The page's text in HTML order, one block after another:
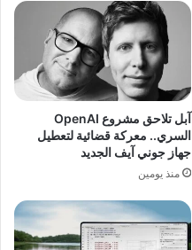
آبل تلاحق مشروع OpenAI
السري.. معركة قضائية لتعطيل
جهاز جوني آيف الجديد
منذ يومين